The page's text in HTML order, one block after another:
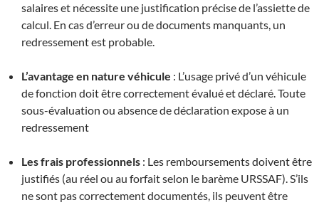
salaires et nécessite une justification précise de l’assiette de
calcul. En cas d’erreur ou de documents manquants, un
redressement est probable.
L’avantage en nature véhicule : L’usage privé d’un véhicule
de fonction doit être correctement évalué et déclaré. Toute
sous-évaluation ou absence de déclaration expose à un
redressement
Les frais professionnels : Les remboursements doivent être
justifiés (au réel ou au forfait selon le barème URSSAF). S’ils
ne sont pas correctement documentés, ils peuvent être